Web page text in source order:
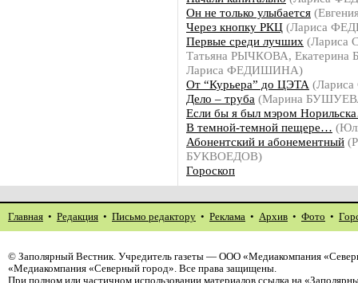
Он не только улыбается
Через кнопку РКЦ (Лариса
Первые среди лучших (Лариса
Татьяна РЫЧКОВА,
Лариса ФЕДИШИНА)
От “Курьера” до ЦЭТА
Дело – труба (Марина
Если бы я был мэром
В темной-темной пещере…
Абонентский и абонементный
БУКВОЕДОВ)
Гороскоп
Главная • Редакция • Письмо редактору • Реклама • Архив • Фото •
© Заполярный Вестник. Учредитель газеты — ООО «Медиакомпания
«Медиакомпания «Северный город». Все права защищены.
При полном или частичном использовании материалов ссылка на